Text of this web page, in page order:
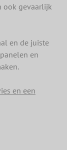
ook gevaarlijk
en de juiste
en
en een